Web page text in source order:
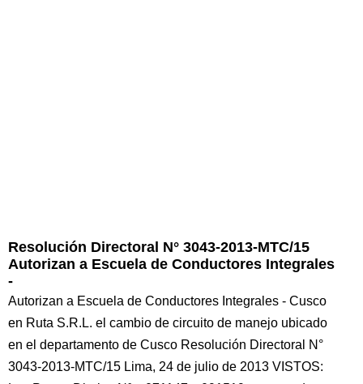
Resolución Directoral N° 3043-2013-MTC/15
Autorizan a Escuela de Conductores Integrales
-
Autorizan a Escuela de Conductores Integrales - Cusco
en Ruta S.R.L. el cambio de circuito de manejo ubicado
en el departamento de Cusco Resolución Directoral N°
3043-2013-MTC/15 Lima, 24 de julio de 2013 VISTOS: